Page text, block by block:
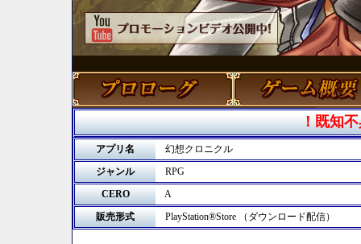
！既知
アプリ名
幻想クロニクル
ジャンル
RPG
CERO
A
販売形式
PlayStation®Store （ダウンロード配信）